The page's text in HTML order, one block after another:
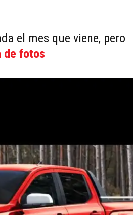
el mes que viene, pero
de fotos